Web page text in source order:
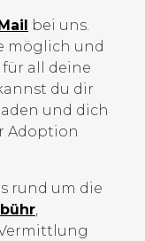
bei uns.
möglich und
all deine
du dir
und dich
Adoption
rund um die
,